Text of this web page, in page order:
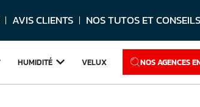
AVIS CLIENTS NOS TUTOS ET CONSEILS
HUMIDITÉ VELUX NOS AGENCES